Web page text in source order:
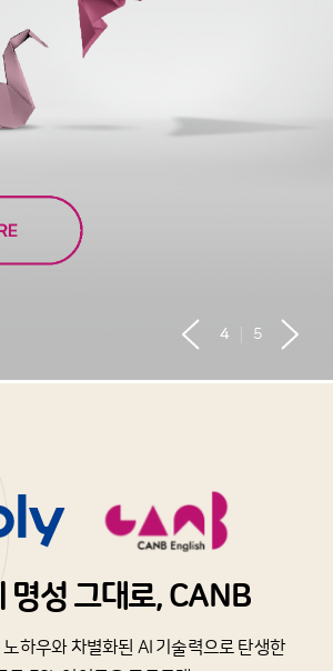
4 5
명성 그대로, CANB
노하우와 차별화된 AI 기술력으로 탄생한